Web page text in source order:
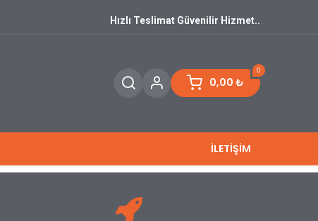
Hızlı Teslimat Güvenilir Hizmet..
0
0,00 ₺
İLETİŞİM